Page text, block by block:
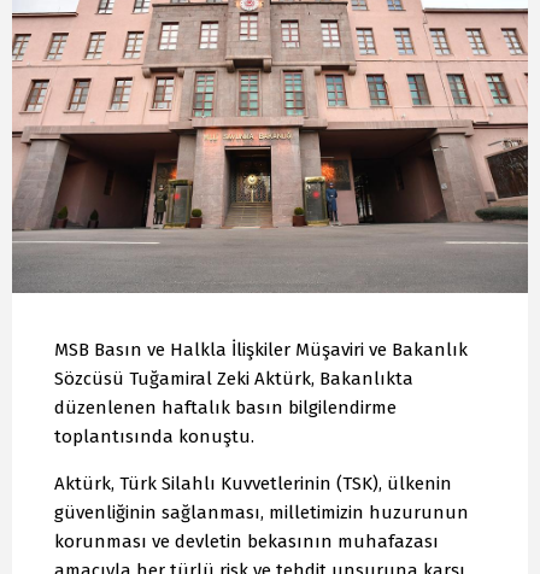
MSB Basın ve Halkla İlişkiler Müşaviri ve Bakanlık
Sözcüsü Tuğamiral Zeki Aktürk, Bakanlıkta
düzenlenen haftalık basın bilgilendirme
toplantısında konuştu.
Aktürk, Türk Silahlı Kuvvetlerinin (TSK), ülkenin
güvenliğinin sağlanması, milletimizin huzurunun
korunması ve devletin bekasının muhafazası